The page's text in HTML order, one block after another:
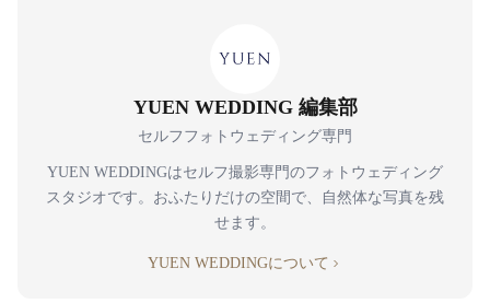
YUEN WEDDING 編集部
セルフフォトウェディング専門
YUEN WEDDINGはセルフ撮影専門のフォトウェディング
スタジオです。おふたりだけの空間で、自然体な写真を残
せます。
YUEN WEDDINGについて